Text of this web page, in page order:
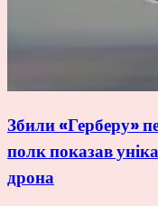
Збили «Герберу»
полк показав
дрона